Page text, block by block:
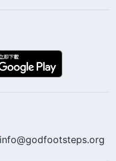
info@godfootsteps.org